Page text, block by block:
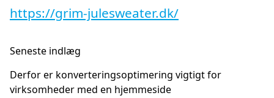
https://grim-julesweater.dk/
Seneste indlæg
Derfor er konverteringsoptimering vigtigt for
virksomheder med en hjemmeside